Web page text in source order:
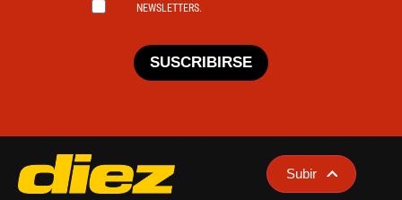
NEWSLETTERS.
SUSCRIBIRSE
Subir